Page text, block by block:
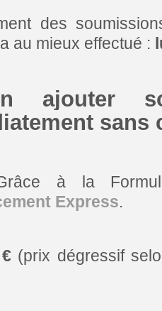
des
au mieux effectué :
on ajouter
sans
à la
Express.
(prix dégressif